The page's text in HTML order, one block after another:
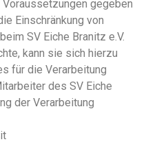
gegeben
Einschränkung von
SV Eiche Branitz e.V.
kann sie sich hierzu
für die Verarbeitung
des SV Eiche
der Verarbeitung